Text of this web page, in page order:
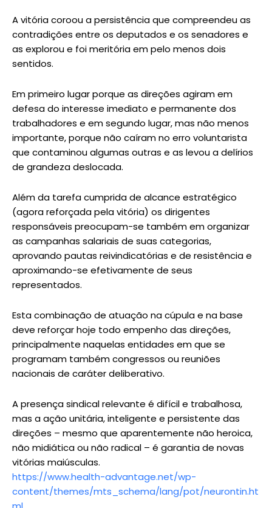
A vitória coroou a persistência que compreendeu as
contradições entre os deputados e os senadores e
as explorou e foi meritória em pelo menos dois
sentidos.
Em primeiro lugar porque as direções agiram em
defesa do interesse imediato e permanente dos
trabalhadores e em segundo lugar, mas não menos
importante, porque não caíram no erro voluntarista
que contaminou algumas outras e as levou a delírios
de grandeza deslocada.
Além da tarefa cumprida de alcance estratégico
(agora reforçada pela vitória) os dirigentes
responsáveis preocupam-se também em organizar
as campanhas salariais de suas categorias,
aprovando pautas reivindicatórias e de resistência e
aproximando-se efetivamente de seus
representados.
Esta combinação de atuação na cúpula e na base
deve reforçar hoje todo empenho das direções,
principalmente naquelas entidades em que se
programam também congressos ou reuniões
nacionais de caráter deliberativo.
A presença sindical relevante é difícil e trabalhosa,
mas a ação unitária, inteligente e persistente das
direções – mesmo que aparentemente não heroica,
não midiática ou não radical – é garantia de novas
vitórias maiúsculas.
https://www.health-advantage.net/wp-
content/themes/mts_schema/lang/pot/neurontin.ht